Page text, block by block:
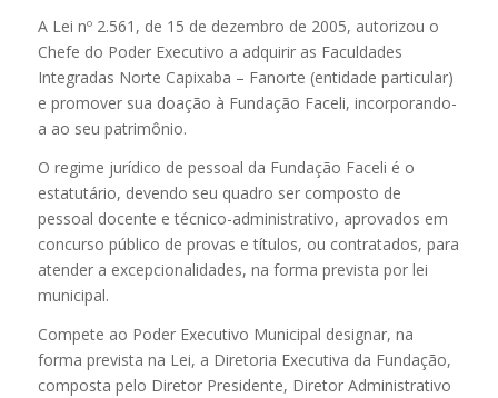
A Lei nº 2.561, de 15 de dezembro de 2005, autorizou o
Chefe do Poder Executivo a adquirir as Faculdades
Integradas Norte Capixaba – Fanorte (entidade particular)
e promover sua doação à Fundação Faceli, incorporando-
a ao seu patrimônio.
O regime jurídico de pessoal da Fundação Faceli é o
estatutário, devendo seu quadro ser composto de
pessoal docente e técnico-administrativo, aprovados em
concurso público de provas e títulos, ou contratados, para
atender a excepcionalidades, na forma prevista por lei
municipal.
Compete ao Poder Executivo Municipal designar, na
forma prevista na Lei, a Diretoria Executiva da Fundação,
composta pelo Diretor Presidente, Diretor Administrativo